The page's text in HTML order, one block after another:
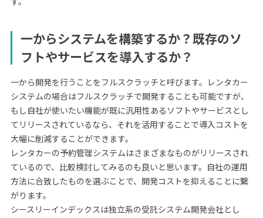
一からシステムを構築するか？既存のソ
フトやサービスを導入するか？
一から開発を行うことをフルスクラッチと呼びます。レンタカー
システムの場合はフルスクラッチで開発することも可能ですが、
もし自社が使いたい機能が既に汎用性あるソフトやサービスとし
てリリースされているなら、それを活用することで導入コストを
大幅に削減することができます。
レンタカーの予約管理システムはさまざまなものがリリースされ
ているので、比較検討してみるのも良いと思います。自社の運用
方法に合致したものを選ぶことで、開発コストを抑えることに繋
がります。
シースリーインデックスは独立系の受託システム開発会社とし